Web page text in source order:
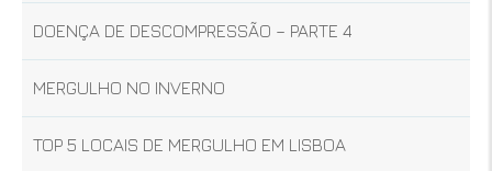
DOENÇA DE DESCOMPRESSÃO – PARTE 4
MERGULHO NO INVERNO
TOP 5 LOCAIS DE MERGULHO EM LISBOA